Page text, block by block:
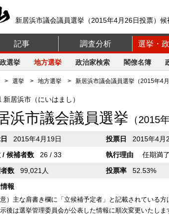
新居浜市議会議員選挙（2015年4月26日投票）候
記事 調査分析 選挙・
選挙 地方選挙 政治家検索 閣僚名簿
選挙 > 地方選挙 > 新居浜市議会議員選挙（2015年4月
新居浜市（にいはまし）
浜市議会議員選挙 （2015
2015年4月19日 投票日
2015年4月
/ 候補者数
26 / 33 執行理由
任期満了
数
99,021人 投票率 52.53%
報
意）主な肩書き欄に「立候補予定者」と記載されている
後は選挙管理委員会が公表した情報に順次変更いたしま